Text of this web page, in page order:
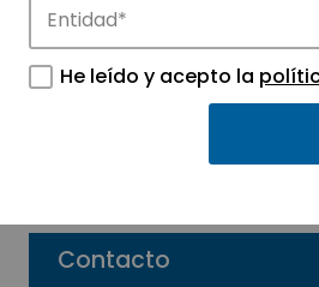
Contacto
Payblock
INFORMACIÓN,
He leído y acepto la